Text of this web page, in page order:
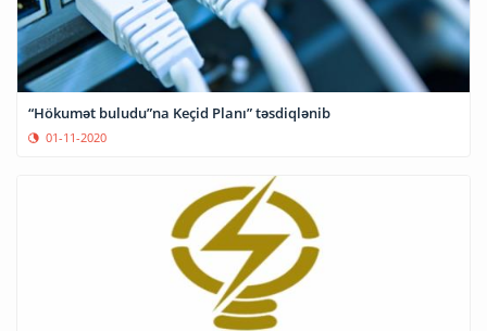
“Hökumət buludu”na Keçid Planı” təsdiqlənib
01-11-2020